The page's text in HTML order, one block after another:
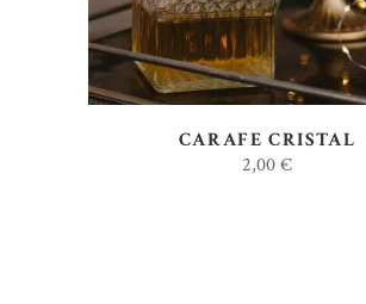
CARAFE CRISTAL
2,00€